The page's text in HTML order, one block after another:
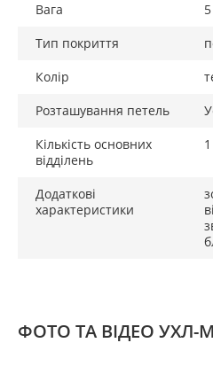
Вага
Тип покриття
Колір
Розташування петель
Кількість основних
відділень
1
Додаткові
характеристики
ФОТО ТА ВІДЕО УХЛ-